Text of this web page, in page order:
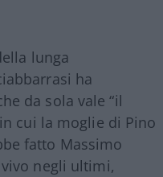
lunga
ha
da sola vale “il
cui la moglie di Pino
fatto Massimo
negli ultimi,